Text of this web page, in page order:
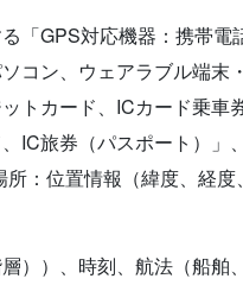
「GPS対応機器：携帯
コン、ウェアラブル端末
トカード、ICカード乗車
IC旅券（パスポート）」
：位置情報（緯度、経度
））、時刻、航法（船舶